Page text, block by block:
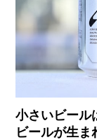
小さいビー
ビールが生